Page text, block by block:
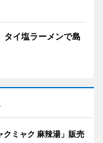
イ塩ラーメンで島
ミャク 麻辣湯」販売